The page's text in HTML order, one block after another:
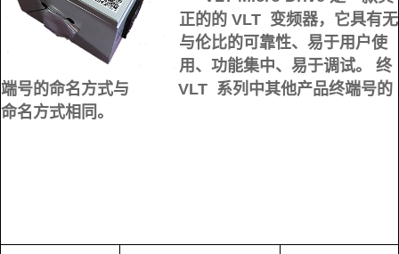
正的的 VLT 变频器，它具有无
与伦比的可靠性、易于用户使
用、功能集中、易于调试。 终
端号的命名方式与 VLT 系列中其他产品终端号的
命名方式相同。